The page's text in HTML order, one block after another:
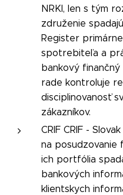
NRKI, len s tým
združenie
Register
spotrebiteľa a
bankový
rade kontroluje
disciplinovanosť
zákazníkov.
CRIF CRIF -
na posudzovanie
ich portfólia
bankových
klientskych